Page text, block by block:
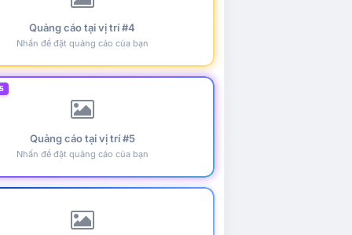
Quảng cáo tại vị trí #4
Nhấn để đặt quảng cáo của bạn
Quảng cáo tại vị trí #5
Nhấn để đặt quảng cáo của bạn